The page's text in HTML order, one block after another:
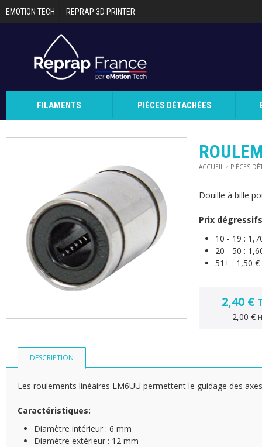
Aller au contenu principal
EMOTION TECH REPRAP 3D PRINTER
FILAMENTS PIÈCES DÉTACHÉES
ACCUEIL > PIÈCES
Douille à bille
Prix dégressifs
10 - 19 :
20 - 50 :
51+ : 1,50 €
2,40 €
2,00 €
DESCRIPTION
Les roulements linéaires LM6UU permettent le guidage des
Caractéristiques:
​Diamètre intérieur : 6 mm
Diamètre extérieur : 12 mm